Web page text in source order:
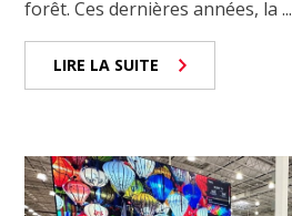
forêt. Ces dernières années, la ...
LIRE LA SUITE